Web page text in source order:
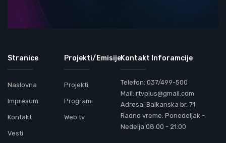
Stranice
Naslovna
Impresum
Kontakt
Vesti
Projekti/Emisije
Projekti
Programi
Web tv
Kontakt Inforamcije
Telefon: 037/499-500
Mail: rtvplus@gmail.com
Adresa: Balkanska br. 71
Radno vreme: Ponedeljak -
Nedelja 08:00 - 21:00